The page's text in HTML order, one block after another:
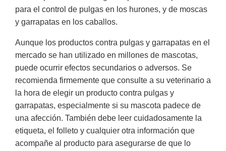
para el control de pulgas en los hurones, y de moscas
y garrapatas en los caballos.
Aunque los productos contra pulgas y garrapatas en el
mercado se han utilizado en millones de mascotas,
puede ocurrir efectos secundarios o adversos. Se
recomienda firmemente que consulte a su veterinario a
la hora de elegir un producto contra pulgas y
garrapatas, especialmente si su mascota padece de
una afección. También debe leer cuidadosamente la
etiqueta, el folleto y cualquier otra información que
acompañe al producto para asegurarse de que lo